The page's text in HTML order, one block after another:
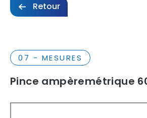
Retour
07 - MESURES
Pince ampèremétrique